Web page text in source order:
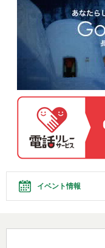
イベント情報